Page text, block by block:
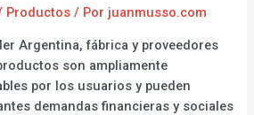
Productos / Por juanmusso.com
Argentina, fábrica y proveedores
son ampliamente
por los usuarios y pueden
demandas financieras y sociales